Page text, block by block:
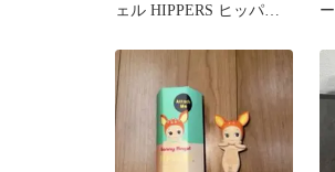
ェル HIPPERS ヒッパー